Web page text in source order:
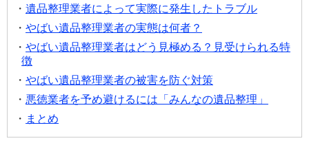
遺品整理業者によって実際に発生したトラブル
やばい遺品整理業者の実態は何者？
やばい遺品整理業者はどう見極める？見受けられる特
徴
やばい遺品整理業者の被害を防ぐ対策
悪徳業者を予め避けるには「みんなの遺品整理」
まとめ